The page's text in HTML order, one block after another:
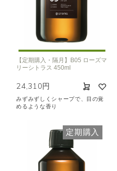
【定期購入・隔月】B05 ローズマ
リーシトラス 450ml
24,310円
みずみずしくシャープで、目の覚
めるような香り
定期購入